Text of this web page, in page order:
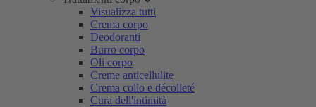
Visualizza tutti
Crema corpo
Deodoranti
Burro corpo
Oli corpo
Creme anticellulite
Crema collo e décolleté
Cura dell'intimità